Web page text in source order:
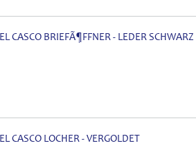
EL CASCO BRIEFÃ¶FFNER - LEDER SCHWARZ
EL CASCO LOCHER - VERGOLDET